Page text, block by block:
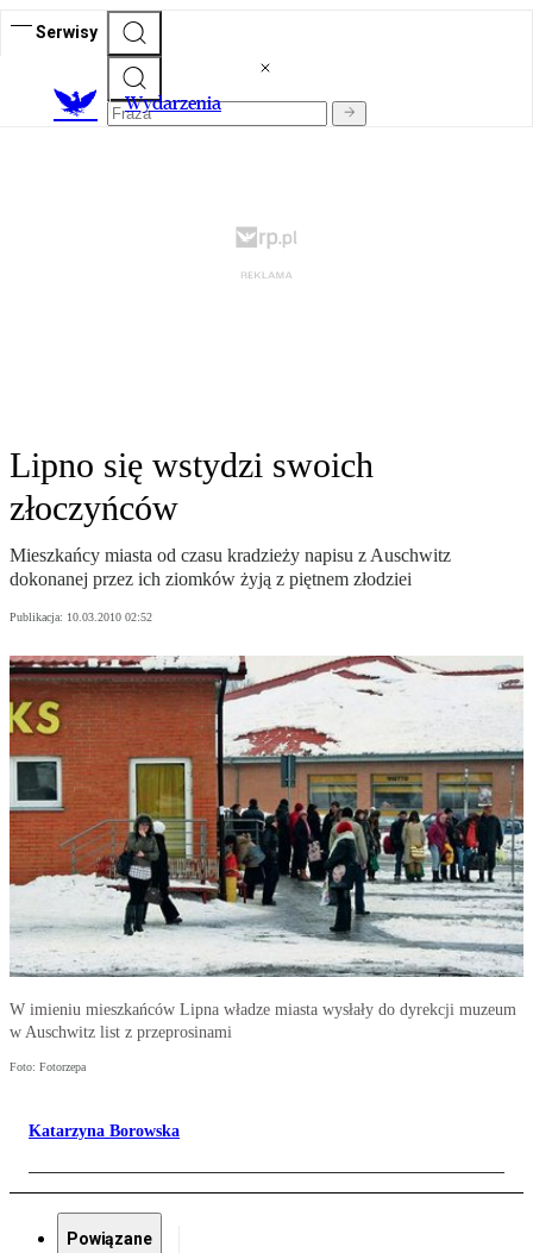
Serwisy
Wydarzenia
Lipno się wstydzi swoich
złoczyńców
Mieszkańcy miasta od czasu kradzieży napisu z Auschwitz
dokonanej przez ich ziomków żyją z piętnem złodziei
Publikacja: 10.03.2010 02:52
W imieniu mieszkańców Lipna władze miasta wysłały do dyrekcji muzeum
w Auschwitz list z przeprosinami
Foto: Fotorzepa
Katarzyna Borowska
Powiązane